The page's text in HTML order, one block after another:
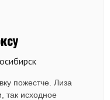
пожестче. Лиза
так исходное